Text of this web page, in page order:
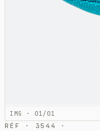
IMG · 01/01
RÉF · 3544 ·